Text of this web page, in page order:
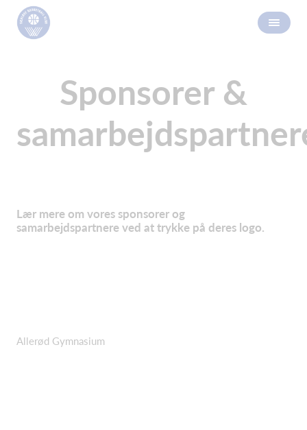
Sponsorer &
Lær mere om vores sponsorer og
samarbejdspartnere ved at trykke på deres logo.
Allerød Gymnasium